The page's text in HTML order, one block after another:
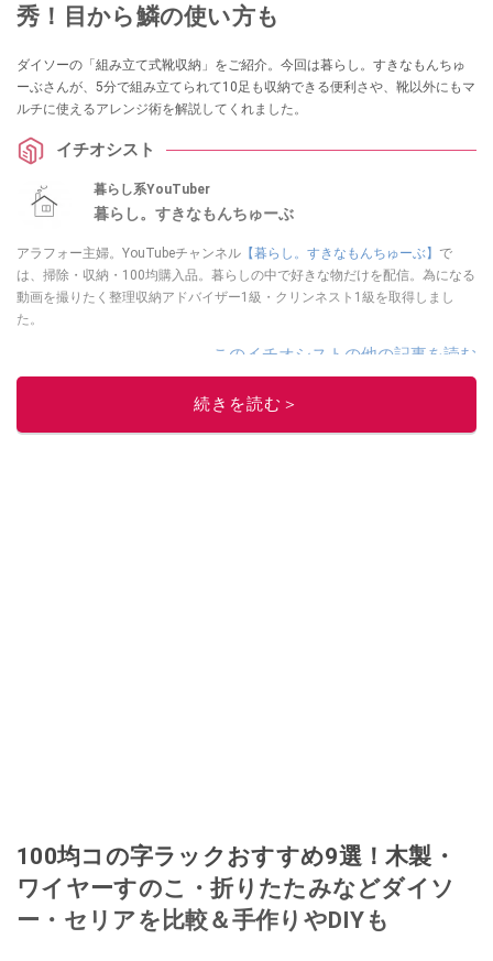
秀！目から鱗の使い方も
ダイソーの「組み立て式靴収納」をご紹介。今回は暮らし。すきなもんちゅ
ーぶさんが、5分で組み立てられて10足も収納できる便利さや、靴以外にもマ
ルチに使えるアレンジ術を解説してくれました。
イチオシスト
暮らし系YouTuber
暮らし。すきなもんちゅーぶ
アラフォー主婦。YouTubeチャンネル 【暮らし。すきなもんちゅーぶ】 で
は、掃除・収納・100均購入品。暮らしの中で好きな物だけを配信。為になる
動画を撮りたく整理収納アドバイザー1級・クリンネスト1級を取得しまし
た。
このイチオシストの他の記事を読む
続きを読む＞
100均コの字ラックおすすめ9選！木製・
ワイヤーすのこ・折りたたみなどダイソ
ー・セリアを比較＆手作りやDIYも